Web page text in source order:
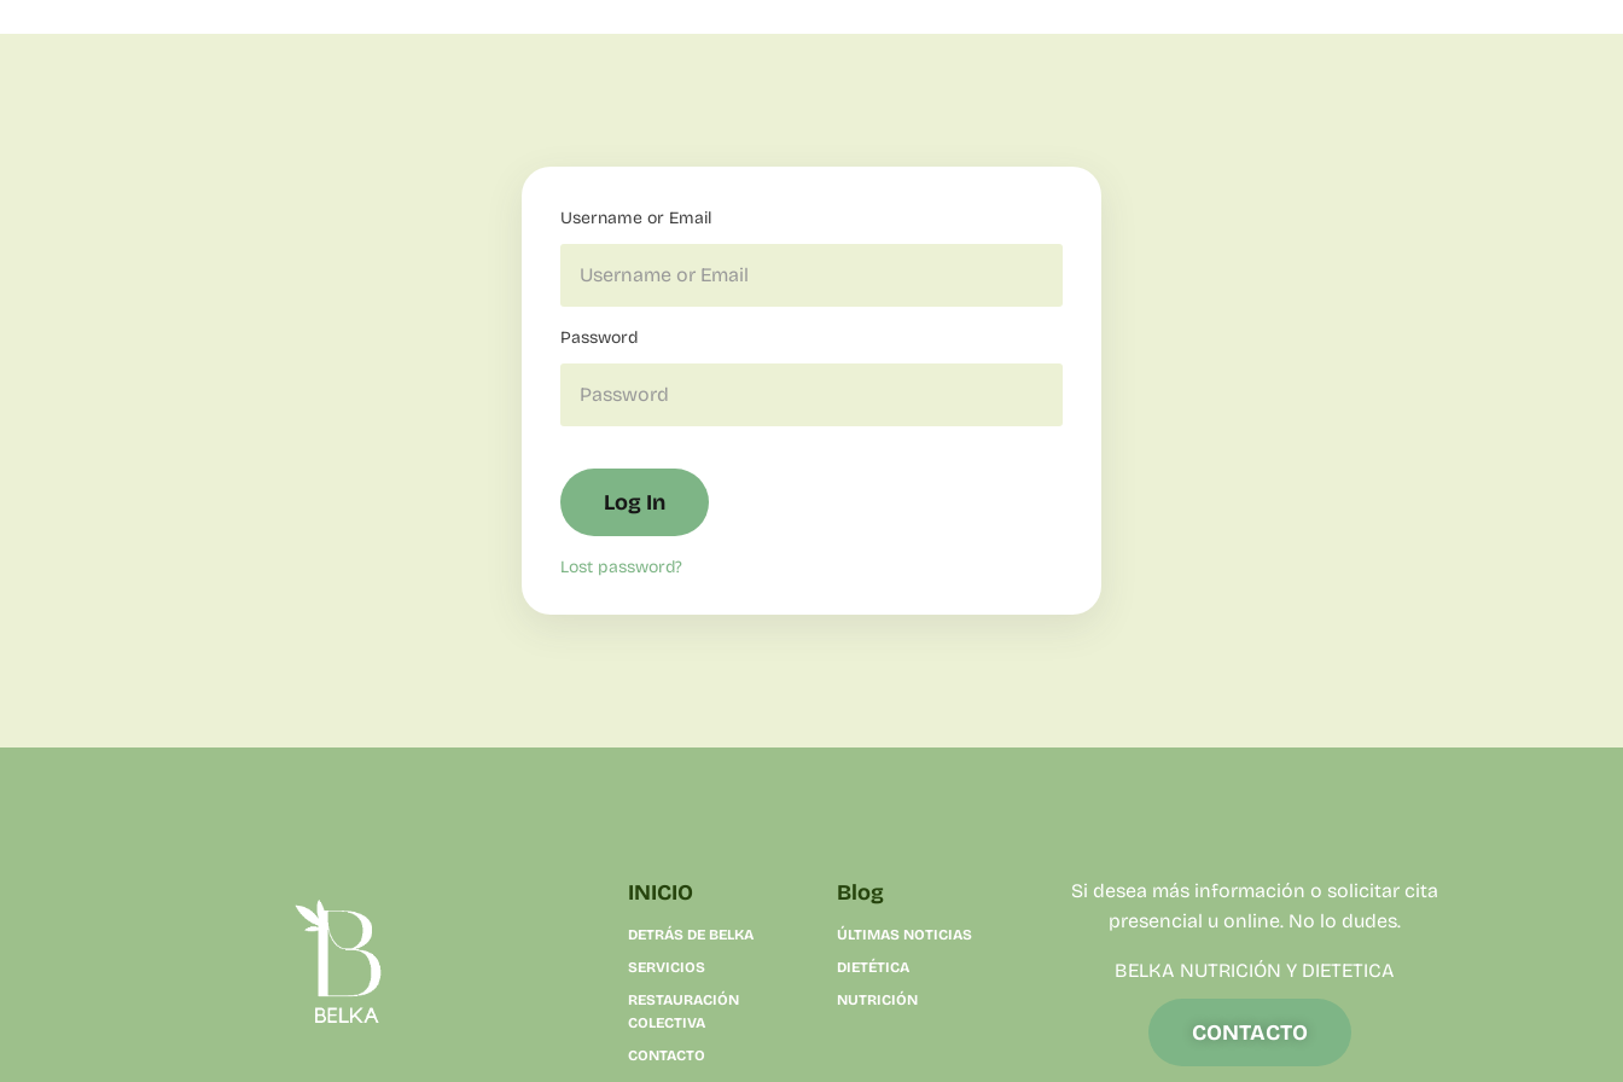
Username or Email
Password
Log In
Lost password?
INICIO
DETRÁS DE BELKA
SERVICIOS
RESTAURACIÓN
COLECTIVA
CONTACTO
Blog
ÚLTIMAS NOTICIAS
DIETÉTICA
NUTRICIÓN
Si desea más información o solicitar cita
presencial u online. No lo dudes.
BELKA NUTRICIÓN Y DIETETICA
CONTACTO